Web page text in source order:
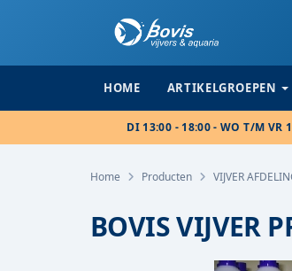
HOME ARTIKELGROEPEN
DI 13:00 - 18:00 - WO T/M VR
Home Producten VIJVER
BOVIS VIJVER